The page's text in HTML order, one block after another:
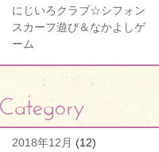
にじいろクラブ☆シフォン
スカーフ遊び＆なかよしゲ
ーム
2018年12月 (12)